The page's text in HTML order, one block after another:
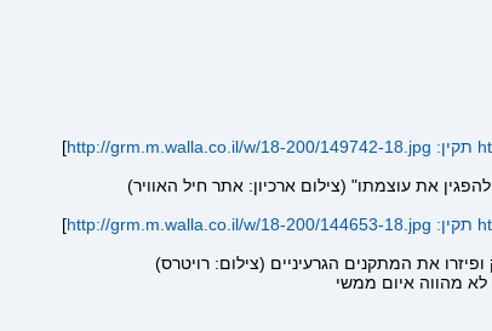
http://grm.m.walla.co.il/w/18-200/149742-18.jpg
]
את עוצמתו" (צילום ארכיון: אתר חיל האוויר)
http://grm.m.walla.co.il/w/18-200/144653-18.jpg
]
את המתקנים הגרעיניים (צילום: רויטרס)
מהווה איום ממשי